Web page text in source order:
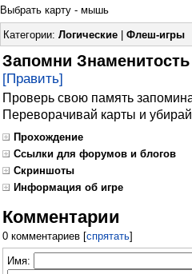
Выбрать карту - мышь
Категории: Логические| Флеш-игры
Запомни
[Править]
Проверь свою память
Переворачивай карты и
Прохождение
Ссылки для форумов и блогов
Скриншоты
Информация об игре
Комментарии
0 комментариев[спрятать]
Имя: